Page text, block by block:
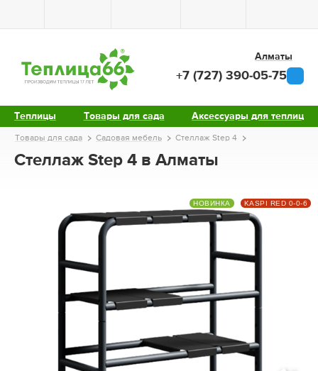
Теплицы Товары для сада Аксессуары для теплиц
Алматы
+7 (727) 390-05-75
Товары для сада Садовая мебель Стеллаж Step 4
Стеллаж Step 4 в Алматы
НОВИНКА KASPI RED 0-0-6